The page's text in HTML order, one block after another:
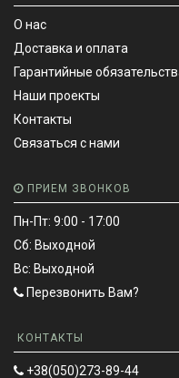
О нас
Доставка и оплата
Гарантийные
Наши проекты
Контакты
Связаться с нами
ПРИЕМ ЗВОНКОВ
Пн-Пт: 9:00 - 17:00
Сб: Выходной
Вс: Выходной
Перезвонить Вам?
КОНТАКТЫ
+38(050)273-89-44